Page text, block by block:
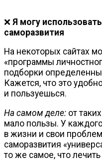
❌ Я могу
саморазвития
На некоторых сайтах
«программы
подборки
Кажется, что это
и пользуешься.
На самом деле: от
мало пользы. У
в жизни и свои
саморазвития
то же самое, что